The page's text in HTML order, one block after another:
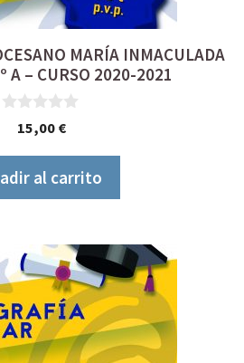
MARÍA INMACULADA
A – CURSO 2020-2021
15,00 €
al carrito